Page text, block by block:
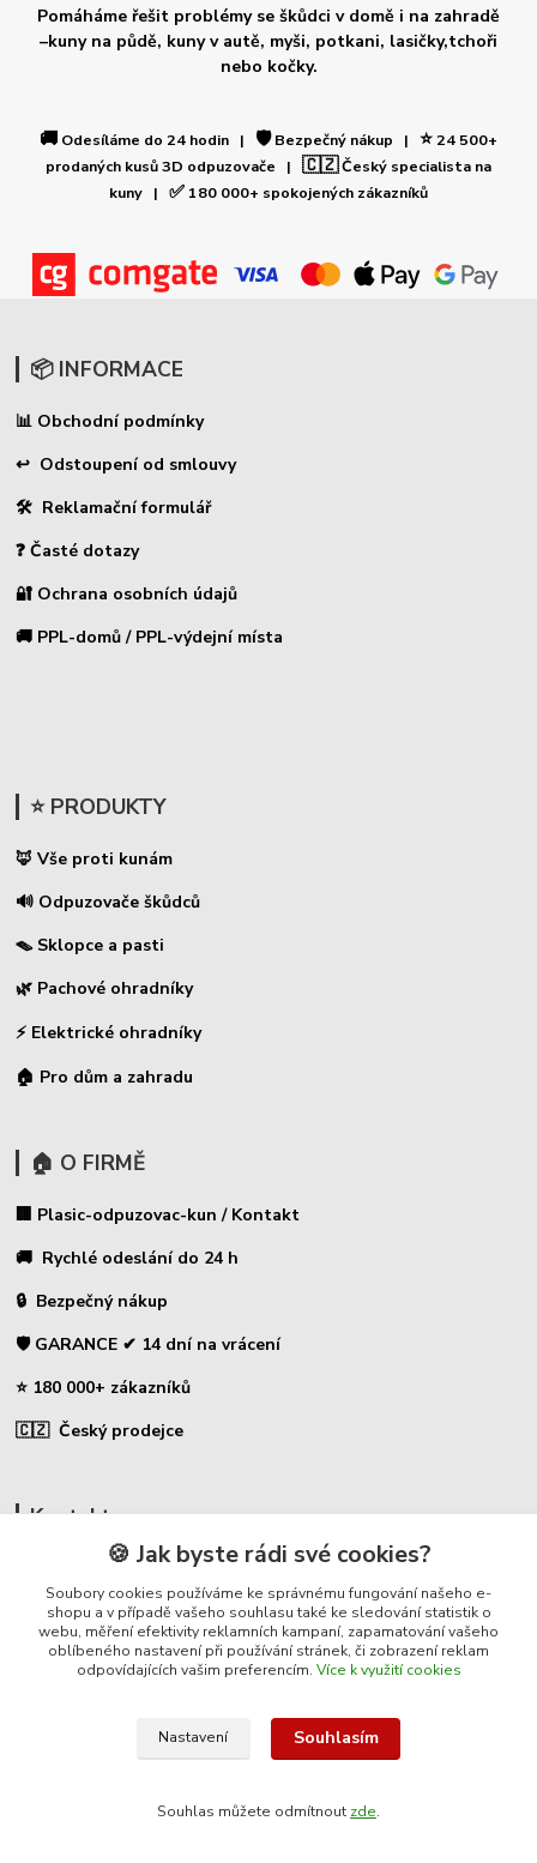
Pomáháme řešit problémy se škůdci v domě i na zahradě
–kuny na půdě, kuny v autě, myši, potkani, lasičky,tchoři
nebo kočky.
🚚 Odesíláme do 24 hodin | 🛡️Bezpečný nákup | ⭐24 500+
prodaných kusů 3D odpuzovače | 🇨🇿Český specialista na
kuny | ✅ 180 000+ spokojených zákazníků
📦 INFORMACE
📊 Obchodní podmínky
↩ Odstoupení od smlouvy
🛠 Reklamační formulář
❓ Časté dotazy
🔐 Ochrana osobních údajů
🚚 PPL-domů / PPL-výdejní místa
⭐ PRODUKTY
🦊 Vše proti kunám
🔊 Odpuzovače škůdců
🪤 Sklopce a pasti
🌿 Pachové ohradníky
⚡ Elektrické ohradníky
🏠 Pro dům a zahradu
🏠 O FIRMĚ
🏢 Plasic-odpuzovac-kun / Kontakt
🚚 Rychlé odeslání do 24 h
🔒 Bezpečný nákup
🛡️ GARANCE ✔ 14 dní na vrácení
⭐ 180 000+ zákazníků
🇨🇿 Český prodejce
Kontakty
☎ Plašič odpuzovač kun
🛡️ Zákaznická podpora
📞 728 007 997
⏰ Po-Pá | 7:00 - 13:30 |
🍪 Jak byste rádi své cookies?
Soubory cookies používáme ke správnému fungování našeho e-
shopu a v případě vašeho souhlasu také ke sledování statistik o
webu, měření efektivity reklamních kampaní, zapamatování vašeho
oblíbeného nastavení při používání stránek, či zobrazení reklam
odpovídajících vašim preferencím. Více k využití cookies
Nastavení Souhlasím
Souhlas můžete odmítnout zde.